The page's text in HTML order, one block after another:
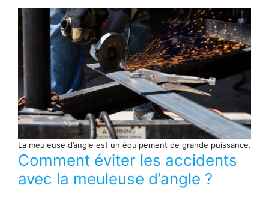
La meuleuse d’angle est un équipement de grande puissance.
Comment éviter les accidents
avec la meuleuse d’angle ?